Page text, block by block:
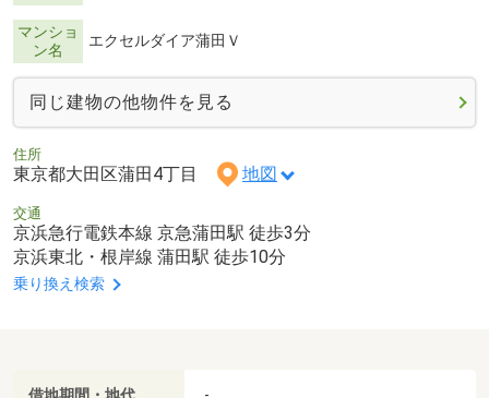
マンショ
ン名
エクセルダイア蒲田Ｖ
同じ建物の他物件を見る
住所
東京都大田区蒲田4丁目 地図
交通
京浜急行電鉄本線 京急蒲田駅 徒歩3分
京浜東北・根岸線 蒲田駅 徒歩10分
乗り換え検索
-